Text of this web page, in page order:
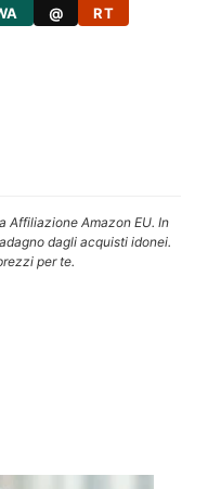
@ RT
Affiliazione Amazon EU. In
dagli acquisti idonei.
per te.